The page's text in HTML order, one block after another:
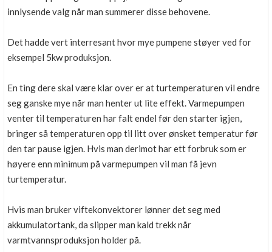
innlysende valg når man summerer disse behovene.
Det hadde vert interresant hvor mye pumpene støyer ved for
eksempel 5kw produksjon.
En ting dere skal være klar over er at turtemperaturen vil endre
seg ganske mye når man henter ut lite effekt. Varmepumpen
venter til temperaturen har falt endel før den starter igjen,
bringer så temperaturen opp til litt over ønsket temperatur før
den tar pause igjen. Hvis man derimot har ett forbruk som er
høyere enn minimum på varmepumpen vil man få jevn
turtemperatur.
Hvis man bruker viftekonvektorer lønner det seg med
akkumulatortank, da slipper man kald trekk når
varmtvannsproduksjon holder på.